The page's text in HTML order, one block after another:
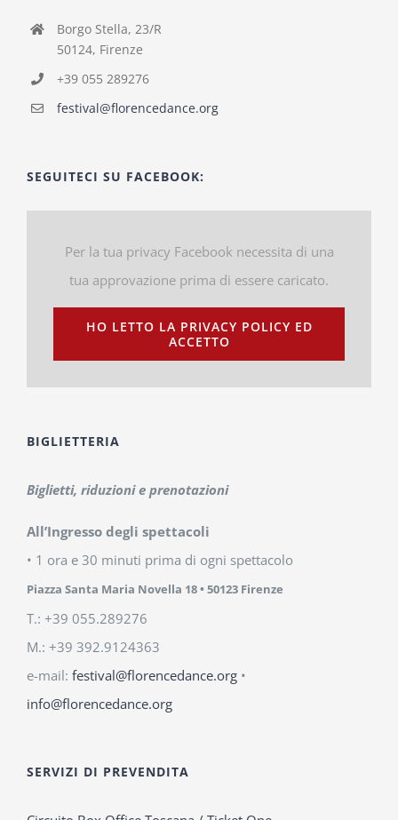
Borgo Stella, 23/R
50124, Firenze
+39 055 289276
festival@florencedance.org
SEGUITECI SU FACEBOOK:
Per la tua privacy Facebook necessita di una
tua approvazione prima di essere caricato.
HO LETTO LA PRIVACY POLICY ED
ACCETTO
BIGLIETTERIA
Biglietti, riduzioni e prenotazioni
All’Ingresso degli spettacoli
• 1 ora e 30 minuti prima di ogni spettacolo
Piazza Santa Maria Novella 18• 50123 Firenze
T.: +39 055.289276
M.: +39 392.9124363
e-mail: festival@florencedance.org •
info@florencedance.org
SERVIZI DI PREVENDITA